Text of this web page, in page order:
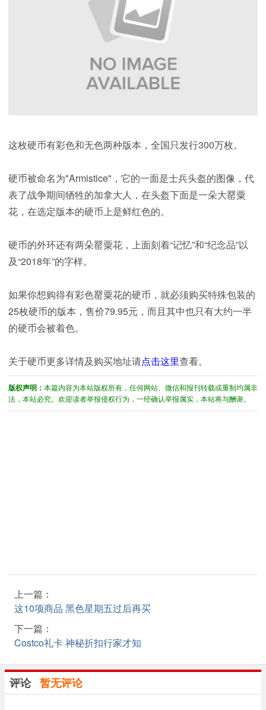
这枚硬币有彩色和无色两种版本，全国只发行300万枚。
硬币被命名为"Armistice"，它的一面是士兵头盔的图像，代
表了战争期间牺牲的加拿大人，在头盔下面是一朵大罂粟
花，在选定版本的硬币上是鲜红色的。
硬币的外环还有两朵罂粟花，上面刻着“记忆”和“纪念品”以
及“2018年”的字样。
如果你想购得有彩色罂粟花的硬币，就必须购买特殊包装的
25枚硬币的版本，售价79.95元，而且其中也只有大约一半
的硬币会被着色。
关于硬币更多详情及购买地址请点击这里查看。
版权声明： 本篇内容为本站版权所有，任何网站、微信和报刊转载或重制均属非
法，本站必究。欢迎读者举报侵权行为，一经确认举报属实，本站将与酬谢。
上一篇：
这10项商品 黑色星期五过后再买
下一篇：
Costco礼卡 神秘折扣行家才知
评论 暂无评论